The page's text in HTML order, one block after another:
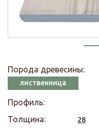
Порода древесины:
лиственница
Профиль:
Толщина:
28